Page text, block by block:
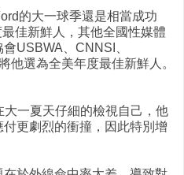
的大一球季還是相當成功
佳新鮮人，其他全國性媒體
USBWA、CNNSI、
他選為全美年度最佳新鮮人。
一夏天仔細的檢視自己，他
更劇烈的衝撞，因此特別增